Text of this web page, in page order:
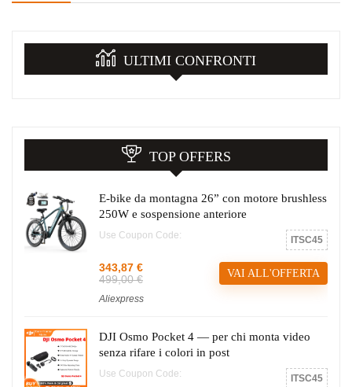
ULTIMI CONFRONTI
TOP OFFERS
E-bike da montagna 26” con motore brushless
250W e sospensione anteriore
Use Coupon Code: ITSC45
343,87 €
499,00 €
Aliexpress
VAI ALL'OFFERTA
DJI Osmo Pocket 4 — per chi monta video
senza rifare i colori in post
Use Coupon Code: ITSC45